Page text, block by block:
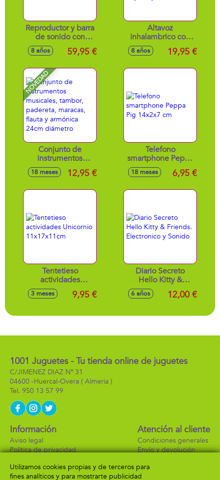
Reproductor y barra
de sonido con
altavoces para DJ
20x60x19 cm
8 años 59,95 €
Altavoz
inhalambrico con
luces disco Go
Party 17,5x15,5x15
8 años 19,95 €
NOVEDAD
Conjunto de
instrumentos
musicales, tambor,
padereta, maracas,
18 meses 12,95 €
Telefono
smartphone Peppa
Pig 14x2x7 cm
18 meses 6,95 €
Tentetieso
actividades
Unicornio
11x17x11cm
3 meses 9,95 €
Diario Secreto
Hello Kitty &
Friends. Electronico
y Sonido
6 años 12,00 €
1001 Juguetes - Tu tienda online de juguetes
C/JIMENEZ DIAZ Nº 31
04600 -Huercal-Overa ( Almeria )
950 13 57 99
Información
Aviso legal
Política de privacidad
Atención al cliente
Condiciones generales
Envío y devolución
Formas de pago
Utilizamos cookies propias y de terceros para
fines analíticos y para mostrarte publicidad